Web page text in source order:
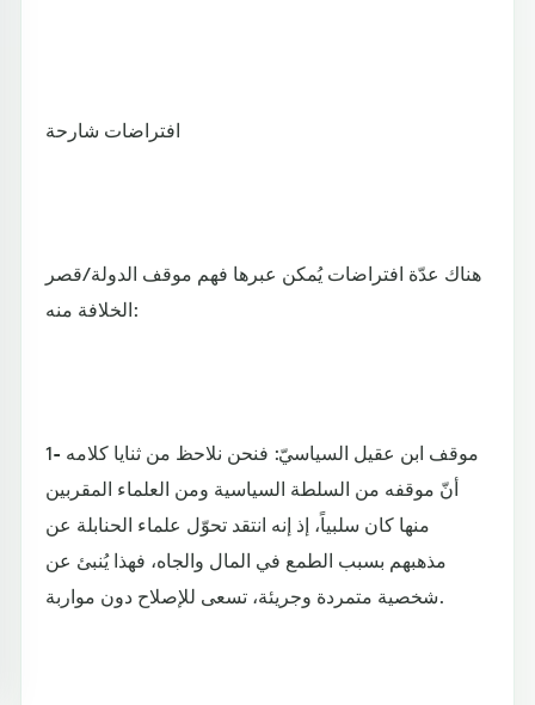
افتراضات شارحة
هناك عدّة افتراضات يُمكن عبرها فهم موقف الدولة/قصر
الخلافة منه:
1- موقف ابن عقيل السياسيّ: فنحن نلاحظ من ثنايا كلامه
أنّ موقفه من السلطة السياسية ومن العلماء المقربين
منها كان سلبياً، إذ إنه انتقد تحوّل علماء الحنابلة عن
مذهبهم بسبب الطمع في المال والجاه، فهذا يُنبئ عن
شخصية متمردة وجريئة، تسعى للإصلاح دون مواربة.